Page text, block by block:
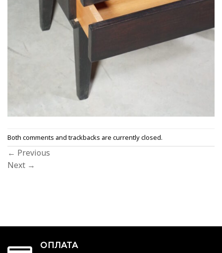
Both comments and trackbacks are currently closed.
← Previous
Next →
ОПЛАТА